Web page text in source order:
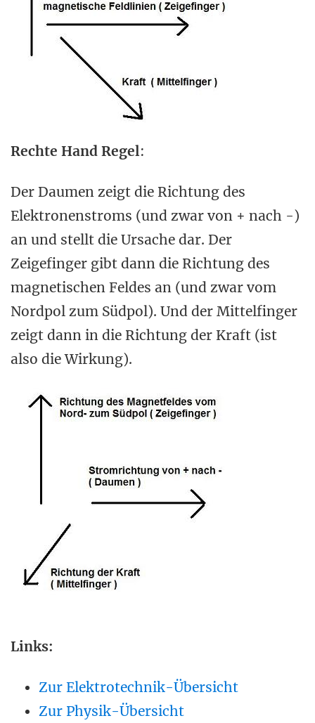
Rechte Hand Regel:
Der Daumen zeigt die Richtung des
Elektronenstroms (und zwar von + nach -)
an und stellt die Ursache dar. Der
Zeigefinger gibt dann die Richtung des
magnetischen Feldes an (und zwar vom
Nordpol zum Südpol). Und der Mittelfinger
zeigt dann in die Richtung der Kraft (ist
also die Wirkung).
Links:
Zur Elektrotechnik-Übersicht
Zur Physik-Übersicht